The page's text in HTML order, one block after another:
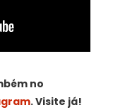
no
. Visite já!